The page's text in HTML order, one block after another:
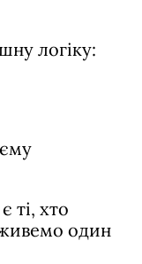
логіку:
ті, хто
один